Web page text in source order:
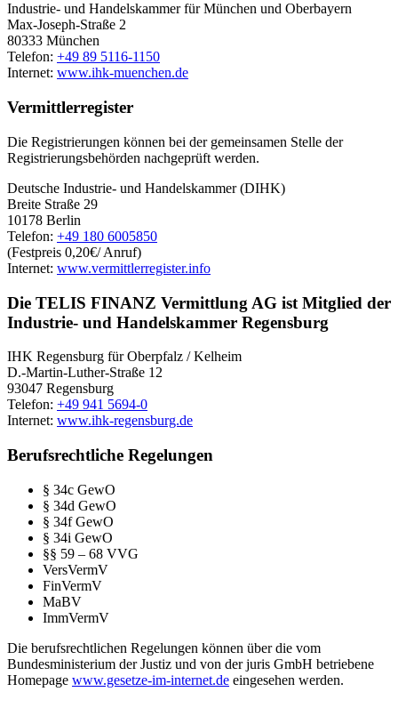
Industrie- und Handelskammer für München und Oberbayern
Max-Joseph-Straße 2
80333 München
Telefon: +49 89 5116-1150
Internet: www.ihk-muenchen.de
Vermittlerregister
Die Registrierungen können bei der gemeinsamen Stelle der
Registrierungsbehörden nachgeprüft werden.
Deutsche Industrie- und Handelskammer (DIHK)
Breite Straße 29
10178 Berlin
Telefon: +49 180 6005850
(Festpreis 0,20€/ Anruf)
Internet: www.vermittlerregister.info
Die TELIS FINANZ Vermittlung AG ist Mitglied der
Industrie- und Handelskammer Regensburg
IHK Regensburg für Oberpfalz / Kelheim
D.-Martin-Luther-Straße 12
93047 Regensburg
Telefon: +49 941 5694-0
Internet: www.ihk-regensburg.de
Berufsrechtliche Regelungen
§ 34c GewO
§ 34d GewO
§ 34f GewO
§ 34i GewO
§§ 59 – 68 VVG
VersVermV
FinVermV
MaBV
ImmVermV
Die berufsrechtlichen Regelungen können über die vom
Bundesministerium der Justiz und von der juris GmbH betriebene
Homepage www.gesetze-im-internet.de eingesehen werden.